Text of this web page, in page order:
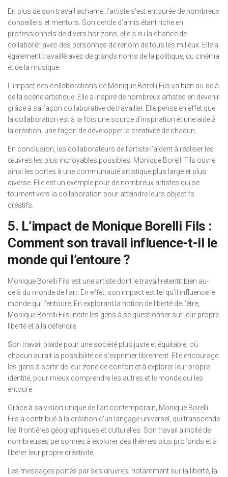
En plus de son travail acharné, l’artiste s’est entourée de nombreux
conseillers et mentors. Son cercle d’amis étant riche en
professionnels de divers horizons, elle a eu la chance de
collaborer avec des personnes de renom de tous les milieux. Elle a
également travaillé avec de grands noms de la politique, du cinéma
et de la musique.
L’impact des collaborations de Monique Borelli Fils va bien au-delà
de la scène artistique. Elle a inspiré de nombreux artistes en devenir
grâce à sa façon collaborative de travailler. Elle pense en effet que
la collaboration est à la fois une source d’inspiration et une aide à
la création, une façon de développer la créativité de chacun.
En conclusion, les collaborateurs de l’artiste l’aident à réaliser les
œuvres les plus incroyables possibles. Monique Borelli Fils ouvre
ainsi les portes à une communauté artistique plus large et plus
diverse. Elle est un exemple pour de nombreux artistes qui se
tournent vers la collaboration pour atteindre leurs objectifs
créatifs.
5. L’impact de Monique Borelli Fils :
Comment son travail influence-t-il le
monde qui l’entoure ?
Monique Borelli Fils est une artiste dont le travail retentit bien au-
delà du monde de l’art. En effet, son impact est tel qu’il influence le
monde qui l’entoure. En explorant la notion de liberté de l’être,
Monique Borelli Fils incite les gens à se questionner sur leur propre
liberté et à la défendre.
Son travail plaide pour une société plus juste et équitable, où
chacun aurait la possibilité de s’exprimer librement. Elle encourage
les gens à sortir de leur zone de confort et à explorer leur propre
identité, pour mieux comprendre les autres et le monde qui les
entoure.
Grâce à sa vision unique de l’art contemporain, Monique Borelli
Fils a contribué à la création d’un langage universel, qui transcende
les frontières géographiques et culturelles. Son travail a incité de
nombreuses personnes à explorer des thèmes plus profonds et à
libérer leur propre créativité.
Les messages portés par ses œuvres, notamment sur la liberté, la